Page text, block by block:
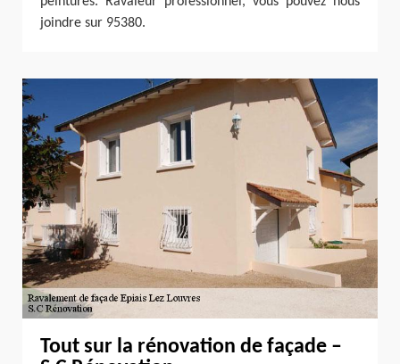
joindre sur 95380.
Tout sur la rénovation de façade –